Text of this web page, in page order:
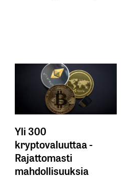
Yli 300
kryptovaluuttaa -
Rajattomasti
mahdollisuuksia